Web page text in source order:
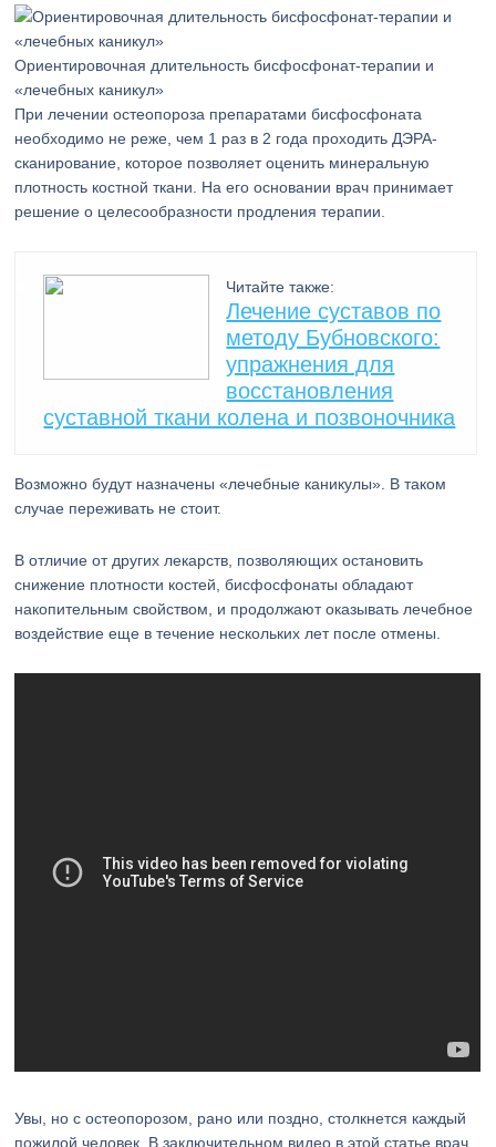
Ориентировочная длительность бисфосфонат-терапии и
«лечебных каникул»
При лечении остеопороза препаратами бисфосфоната
необходимо не реже, чем 1 раз в 2 года проходить ДЭРА-
сканирование, которое позволяет оценить минеральную
плотность костной ткани. На его основании врач принимает
решение о целесообразности продления терапии.
Читайте также:
Лечение суставов по
методу Бубновского:
упражнения для
восстановления
суставной ткани колена и позвоночника
Возможно будут назначены «лечебные каникулы». В таком
случае переживать не стоит.
В отличие от других лекарств, позволяющих остановить
снижение плотности костей, бисфосфонаты обладают
накопительным свойством, и продолжают оказывать лечебное
воздействие еще в течение нескольких лет после отмены.
Увы, но с остеопорозом, рано или поздно, столкнется каждый
пожилой человек. В заключительном видео в этой статье врач